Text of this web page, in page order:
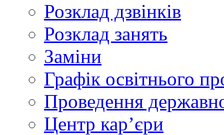
Розклад дзвінків
Розклад занять
Заміни
Графік освітнього
Проведення
Центр кар’єри